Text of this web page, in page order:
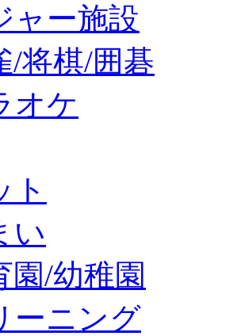
ャー施設
/将棋/囲碁
オケ
ト
い
園/幼稚園
ーニング